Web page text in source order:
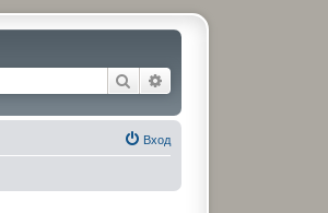
Поиск
Вход